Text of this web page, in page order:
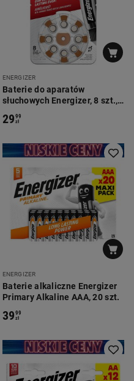
ENERGIZER
Baterie do aparatów
słuchowych Energizer, 8 szt.,
2999
zł
ENERGIZER
Baterie alkaliczne Energizer
Primary Alkaline AAA, 20 szt.
3999
zł